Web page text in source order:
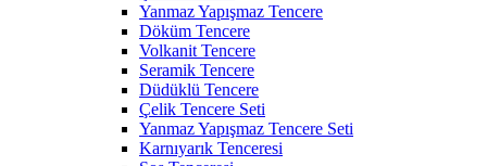
Yanmaz Yapışmaz Tencere
Döküm Tencere
Volkanit Tencere
Seramik Tencere
Düdüklü Tencere
Çelik Tencere Seti
Yanmaz Yapışmaz Tencere Seti
Karnıyarık Tenceresi